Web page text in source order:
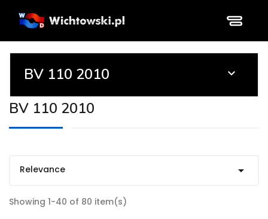
BV 110 2010 
BV 110 2010
Relevance 
Showing 1-40 of 80 item(s)